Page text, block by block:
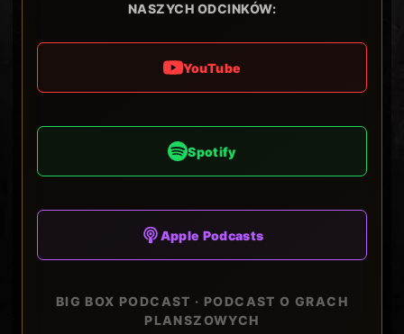
NASZYCH ODCINKÓW:
YouTube
Spotify
Apple Podcasts
BIG BOX PODCAST · PODCAST O GRACH
PLANSZOWYCH